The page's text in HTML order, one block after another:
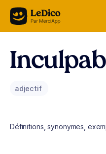
Aller au contenu
adjectif
Définitions, synonymes,